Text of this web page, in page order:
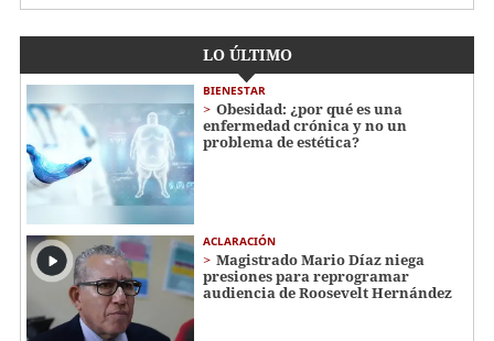
LO ÚLTIMO
BIENESTAR
Obesidad: ¿por qué es una
enfermedad crónica y no un
problema de estética?
ACLARACIÓN
Magistrado Mario Díaz niega
presiones para reprogramar
audiencia de Roosevelt Hernández